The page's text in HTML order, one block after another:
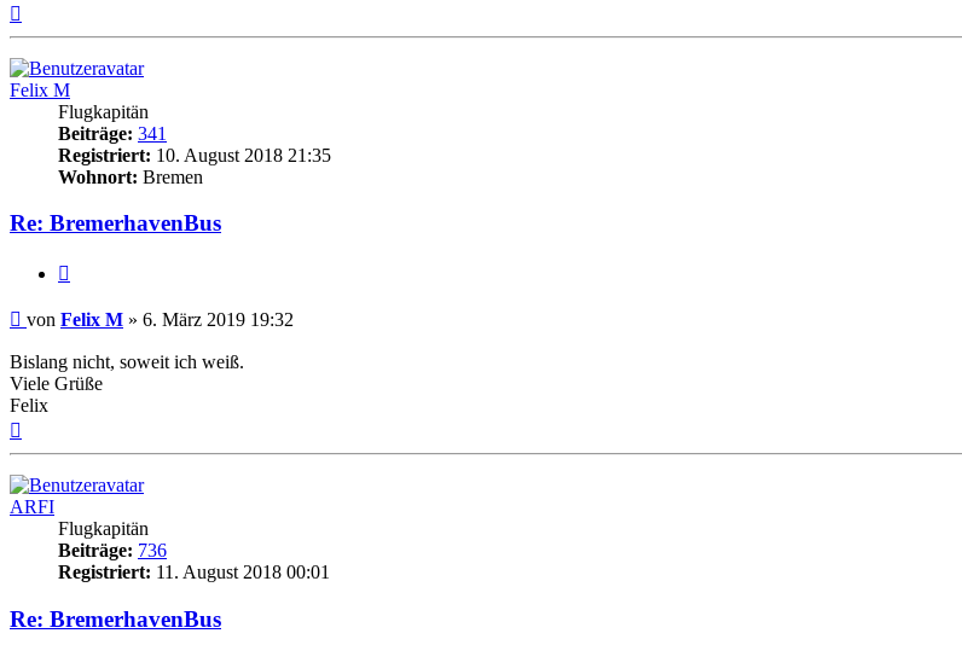
Felix M
Flugkapitän
Beiträge: 341
Registriert: 10. August 2018 21:35
Wohnort: Bremen
Re: BremerhavenBus
Ungelesener
von Felix M » 6. März 2019 19:32
Bislang nicht, soweit ich weiß.
Viele Grüße
Felix
ARFI
Flugkapitän
Beiträge: 736
Registriert: 11. August 2018 00:01
Re: BremerhavenBus